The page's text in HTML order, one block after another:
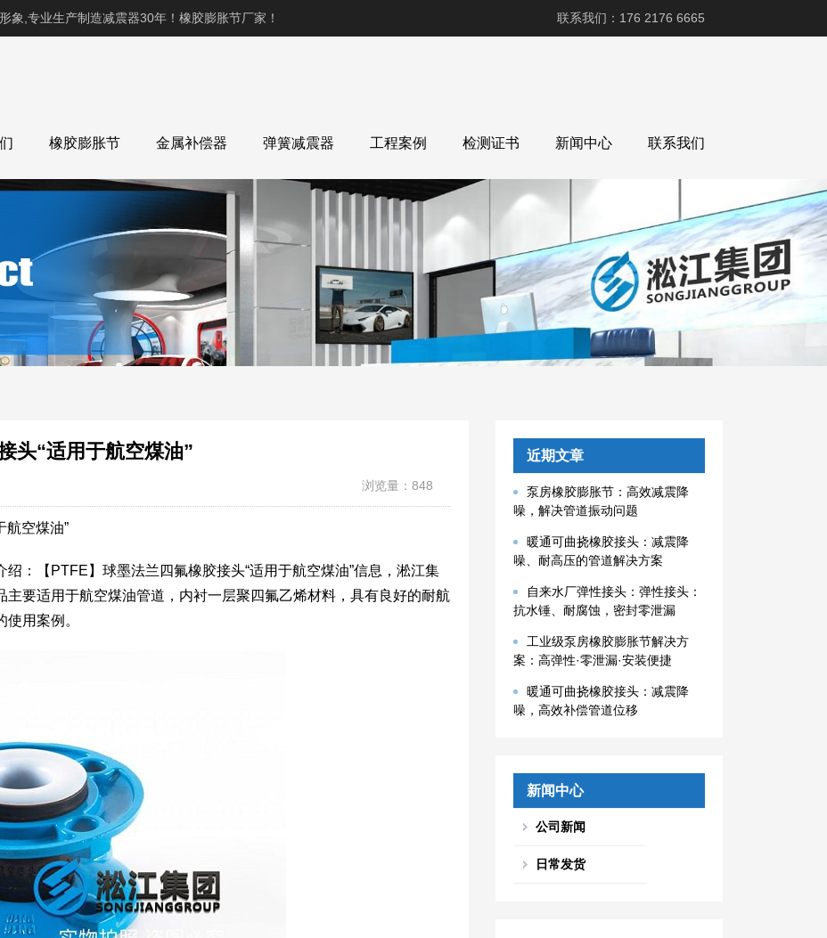
象,专业生产制造减震器30年！橡胶膨胀节厂家！ 联系我们：176 2176 6665
橡胶膨胀节 金属补偿器 弹簧减震器 工程案例 检测证书 新闻中心 联系我们
头“适用于航空煤油”
浏览量：848
航空煤油”
绍：【PTFE】球墨法兰四氟橡胶接头“适用于航空煤油”信息，淞江集
主要适用于航空煤油管道，内衬一层聚四氟乙烯材料，具有良好的耐航
用案例。
近期文章
泵房橡胶膨胀节：高效减震降
噪，解决管道振动问题
暖通可曲挠橡胶接头：减震降
噪、耐高压的管道解决方案
自来水厂弹性接头：弹性接头：
抗水锤、耐腐蚀，密封零泄漏
工业级泵房橡胶膨胀节解决方
案：高弹性·零泄漏·安装便捷
暖通可曲挠橡胶接头：减震降
噪，高效补偿管道位移
新闻中心
公司新闻
日常发货